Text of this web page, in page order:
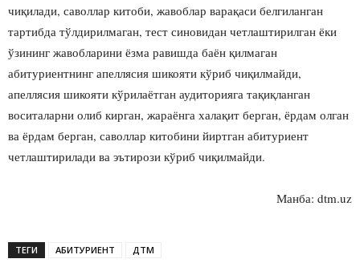
чиқилади, саволлар китоби, жавоблар варақаси белгиланган
тартибда тўлдирилмаган, тест синовидан четлаштирилган ёки
ўзининг жавобларини ёзма равишда баён қилмаган
абитуриентнинг апеллясия шикояти кўриб чиқилмайди,
апеллясия шикояти кўрилаётган аудиторияга тақиқланган
воситаларни олиб кирган, жараёнга халақит берган, ёрдам олган
ва ёрдам берган, саволлар китобини йиртган абитуриент
четлаштирилади ва эътирози кўриб чиқилмайди.
Манба: dtm.uz
ТЕГИ АБИТУРИЕНТ ДТМ